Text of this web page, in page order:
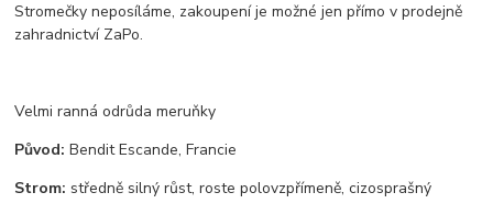
Stromečky neposíláme, zakoupení je možné jen přímo v prodejně
zahradnictví ZaPo.
Velmi ranná odrůda meruňky
Původ: Bendit Escande, Francie
Strom: středně silný růst, roste polovzpřímeně, cizosprašný